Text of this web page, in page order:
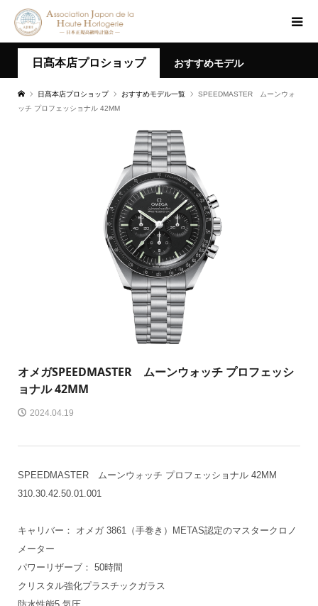
日髙本店プロショップ おすすめモデル
日髙本店プロショップ おすすめモデル一覧
SPEEDMASTER ムーンウォ
ッチ プロフェッショナル 42MM
オメガSPEEDMASTER ムーンウォッチ プロフェッシ
ョナル 42MM
2024.04.19
SPEEDMASTER ムーンウォッチ プロフェッショナル 42MM
310.30.42.50.01.001
キャリバー： オメガ 3861（手巻き）METAS認定のマスタークロノ
メーター
パワーリザーブ： 50時間
クリスタル強化プラスチックガラス